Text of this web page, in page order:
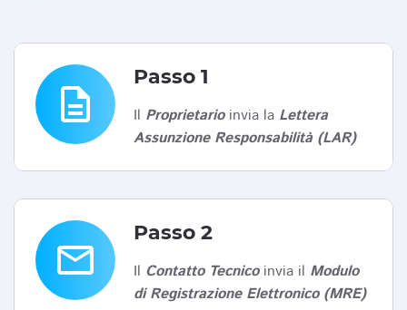
description
Passo 1
Il Proprietarioinvia la Lettera
Assunzione Responsabilità (LAR)
email
Passo 2
Il Contatto Tecnicoinvia il Modulo
di Registrazione Elettronico (MRE)